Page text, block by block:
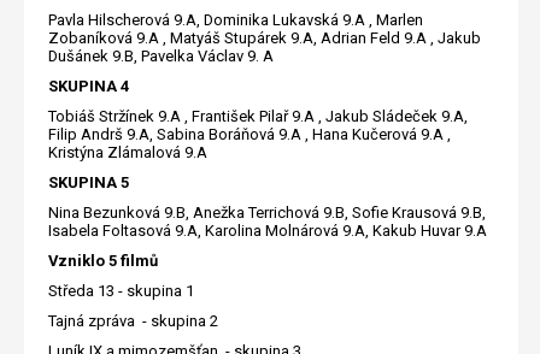
Pavla Hilscherová 9.A, Dominika Lukavská 9.A , Marlen
Zobaníková 9.A , Matyáš Stupárek 9.A, Adrian Feld 9.A , Jakub
Dušánek 9.B, Pavelka Václav 9. A
SKUPINA 4
Tobiáš Stržínek 9.A , František Pilař 9.A , Jakub Sládeček 9.A,
Filip Andrš 9.A, Sabina Boráňová 9.A , Hana Kučerová 9.A ,
Kristýna Zlámalová 9.A
SKUPINA 5
Nina Bezunková 9.B, Anežka Terrichová 9.B, Sofie Krausová 9.B,
Isabela Foltasová 9.A, Karolina Molnárová 9.A, Kakub Huvar 9.A
Vzniklo 5 filmů
Středa 13 - skupina 1
Tajná zpráva - skupina 2